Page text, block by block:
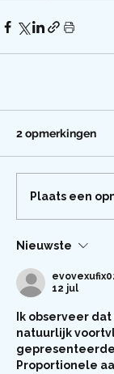
2 opmerkingen
Plaats een
Nieuwste
12 jul
Ik observeer
natuurlijk
Proportionele